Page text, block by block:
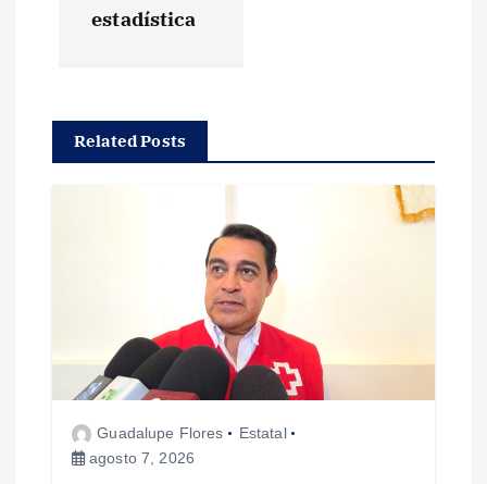
ó
estadística
Related Posts
Guadalupe Flores
Estatal
agosto 7, 2026